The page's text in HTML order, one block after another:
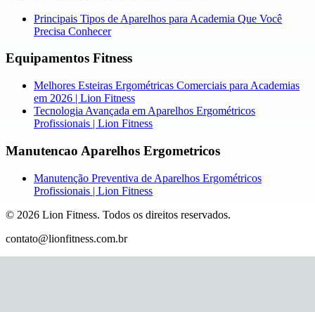
Principais Tipos de Aparelhos para Academia Que Você
Precisa Conhecer
Equipamentos Fitness
Melhores Esteiras Ergométricas Comerciais para Academias
em 2026 | Lion Fitness
Tecnologia Avançada em Aparelhos Ergométricos
Profissionais | Lion Fitness
Manutencao Aparelhos Ergometricos
Manutenção Preventiva de Aparelhos Ergométricos
Profissionais | Lion Fitness
© 2026 Lion Fitness. Todos os direitos reservados.
contato@lionfitness.com.br